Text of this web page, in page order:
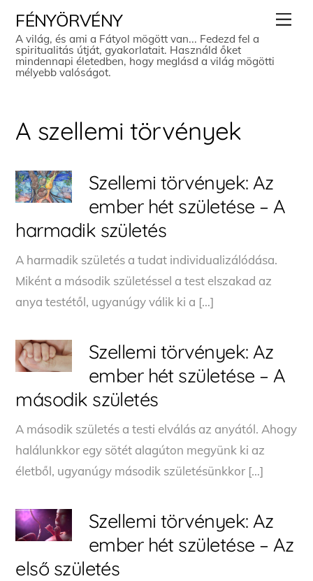
content
FÉNYÖRVÉNY
A világ, és ami a Fátyol mögött van... Fedezd fel a
spiritualitás útját, gyakorlatait. Használd őket
mindennapi életedben, hogy meglásd a világ mögötti
mélyebb valóságot.
A szellemi törvények
Szellemi törvények: Az
ember hét születése – A
harmadik születés
A harmadik születés a tudat individualizálódása.
Miként a második születéssel a test elszakad az
anya testétől, ugyanúgy válik ki a […]
Szellemi törvények: Az
ember hét születése – A
második születés
A második születés a testi elválás az anyától. Ahogy
halálunkkor egy sötét alagúton megyünk ki az
életből, ugyanúgy második születésünkkor […]
Szellemi törvények: Az
ember hét születése – Az
első születés